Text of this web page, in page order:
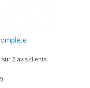
sur2 avis clients.